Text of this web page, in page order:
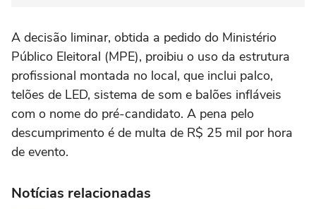
A decisão liminar, obtida a pedido do Ministério
Público Eleitoral (MPE), proibiu o uso da estrutura
profissional montada no local, que inclui palco,
telões de LED, sistema de som e balões infláveis
com o nome do pré-candidato. A pena pelo
descumprimento é de multa de R$ 25 mil por hora
de evento.
Notícias relacionadas